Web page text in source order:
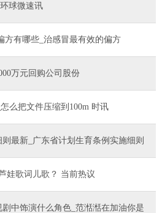
球微速讯
方有哪些_治感冒最有效的偏方
万元回购公司股份
么把文件压缩到100m 时讯
最新_广东省计划生育条例实施细则
娃歌词儿歌？ 当前热议
中饰演什么角色_范湉湉在加油你是